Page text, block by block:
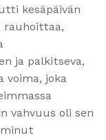
kesäpäivän
rauhoittaa,
ja palkitseva,
voima, joka
vahvuus oli sen